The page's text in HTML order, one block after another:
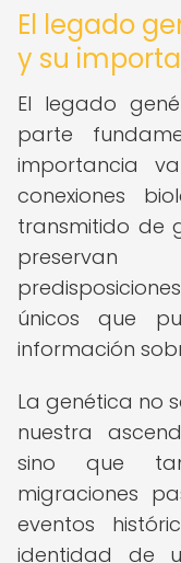
El legado
y su
El legado
parte
importancia
conexiones
transmitido de
preservan
únicos que
información
La genética no
nuestra
sino que
migraciones
eventos
identidad de